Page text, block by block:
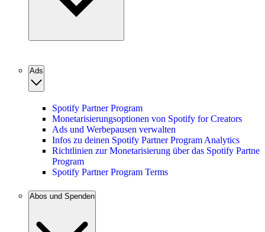
Ads
Spotify Partner Program
Monetarisierungsoptionen von Spotify for Creators
Ads und Werbepausen verwalten
Infos zu deinen Spotify Partner Program Analytics
Richtlinien zur Monetarisierung über das Spotify Partner
Program
Spotify Partner Program Terms
Abos und Spenden